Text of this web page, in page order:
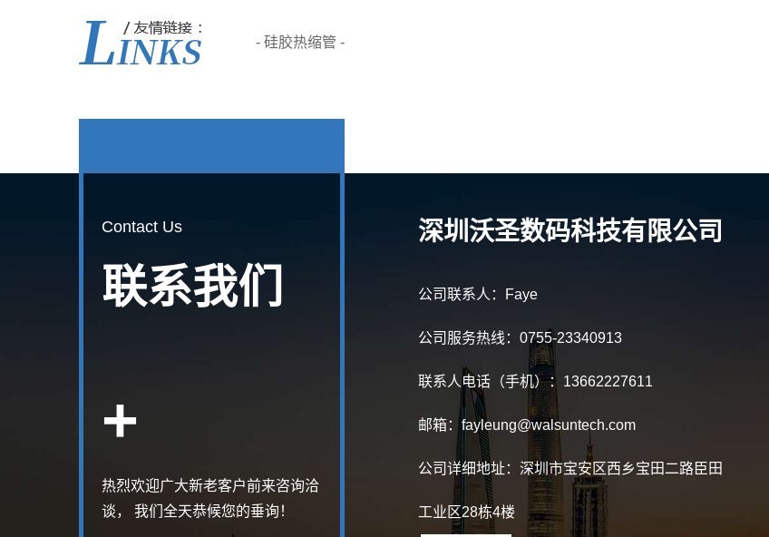
- 硅胶热缩管 -
Contact Us
联系我们
+
热烈欢迎广大新老客户前来咨询洽
谈， 我们全天恭候您的垂询！
深圳沃圣数码科技有限公司
公司联系人：Faye
公司服务热线：0755-23340913
联系人电话（手机）：13662227611
邮箱：fayleung@walsuntech.com
公司详细地址：深圳市宝安区西乡宝田二路臣田
工业区28栋4楼